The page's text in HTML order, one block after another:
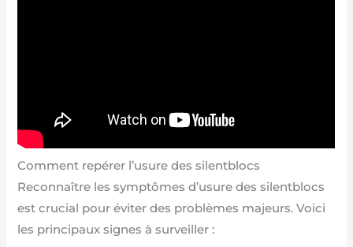
Comment repérer l’usure des silentblocs
Reconnaître les symptômes d’usure des silentblocs
est crucial pour éviter des problèmes majeurs. Voici
les principaux signes à surveiller :